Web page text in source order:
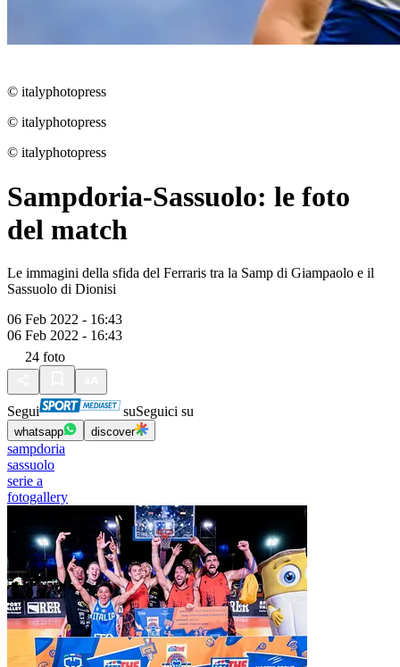
© italyphotopress
© italyphotopress
© italyphotopress
Sampdoria-Sassuolo: le foto
del match
Le immagini della sfida del Ferraris tra la Samp di Giampaolo e il
Sassuolo di Dionisi
06 Feb 2022 - 16:43
06 Feb 2022 - 16:43
24 foto
Segui suSeguici su
whatsapp discover
sampdoria
sassuolo
serie a
fotogallery